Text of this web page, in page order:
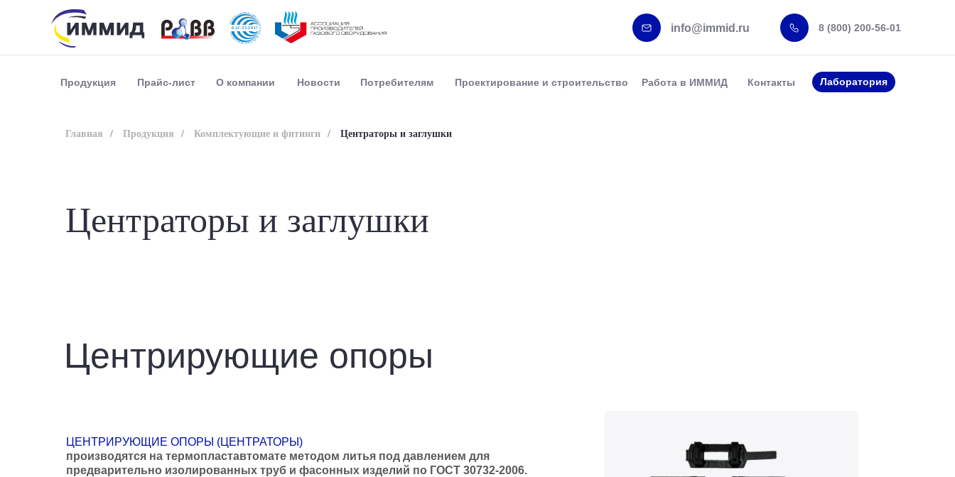
8 (800) 200-56-01
info@immid.ru
Продукция Прайс-лист О компании Новости Потребителям Проектирование и строительство Работа в ИММИД Контакты Лаборатория
Главная / Продукция / Комплектующие и фитинги / Центраторы и заглушки
Центраторы и заглушки
Центрирующие опоры
ЦЕНТРИРУЮЩИЕ ОПОРЫ (ЦЕНТРАТОРЫ)
производятся на термопластавтомате методом литья под давлением для
предварительно изолированных труб и фасонных изделий по ГОСТ 30732-2006.